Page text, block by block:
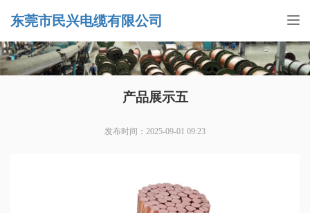
东莞市民兴电缆有限公司
产品展示五
发布时间：2025-09-01 09:23